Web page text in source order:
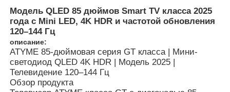
Модель QLED 85 дюймов Smart TV класса 2025
года с Mini LED, 4K HDR и частотой обновления
120–144 Гц
описание:
ATYME 85-дюймовая серия GT класса | Мини-
светодиод QLED 4K HDR | Модель 2025 |
Телевидение 120–144 Гц
Обзор продукта